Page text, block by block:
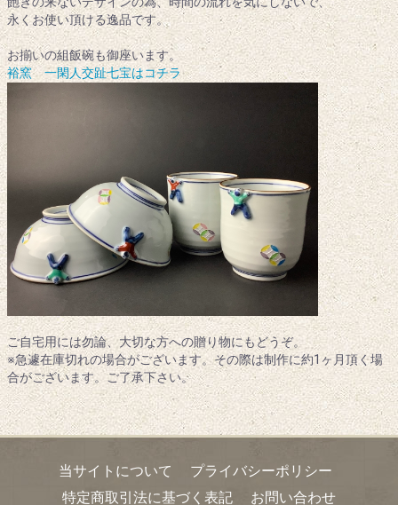
永くお使い頂ける逸品です。
お揃いの組飯碗も御座います。
裕窯 一閑人交趾七宝はコチラ
ご自宅用には勿論、大切な方への贈り物にもどうぞ。
※急遽在庫切れの場合がございます。その際は制作に約1ヶ月頂く場
合がございます。ご了承下さい。
当サイトについて
プライバシーポリシー
特定商取引法に基づく表記
お問い合わせ